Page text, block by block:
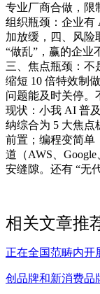
专业厂商合做，限
组织瓶颈：企业有
加放缓，四、风险
“做乱”，赢的企业
三、焦点瓶颈：不
缩短 10 倍特效制
问题能及时关停。
现状：小我 AI 普
纳综合为 5 大焦点
前置；编程变简单
道（AWS、
安缝隙。还有 “无
相关文章推
正在全国范畴内开
创品牌和新消费品